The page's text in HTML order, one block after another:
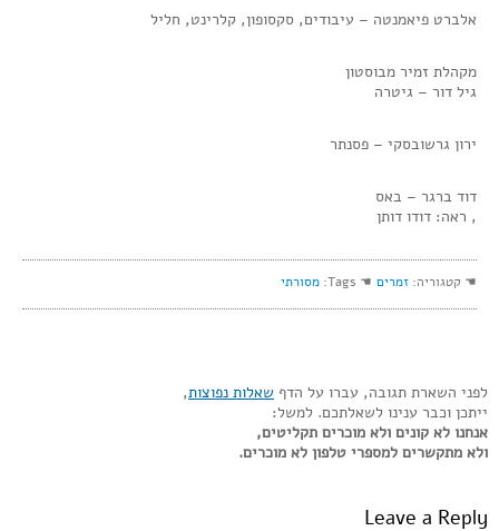
אלברט פיאמנטה – עיבודים, סקסופון, קלרינט, חליל
מקהלת זמיר מבוסטון
גיל דור – גיטרה
ירון גרשובסקי – פסנתר
דוד ברגר – באס
, ראה: דודו דותן
☚ קטגוריה: זמרים ☚ Tags: מסורתי
לפני השארת תגובה, עברו על הדף שאלות נפוצות,
ייתכן וכבר ענינו לשאלתכם. למשל:
אנחנו לא קונים ולא מוכרים תקליטים,
ולא מתקשרים למספרי טלפון לא מוכרים.
Leave a Reply